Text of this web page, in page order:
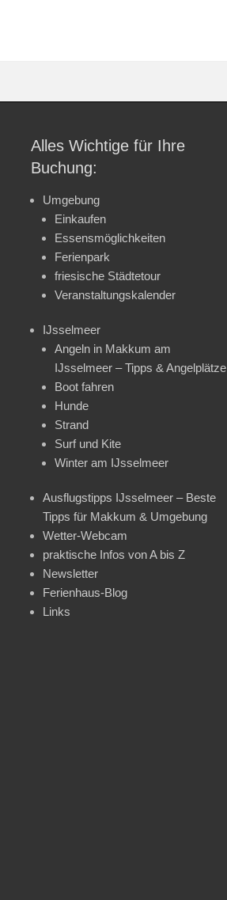
Alles Wichtige für Ihre
Buchung:
Umgebung
Einkaufen
Essensmöglichkeiten
Ferienpark
friesische Städtetour
Veranstaltungskalender
IJsselmeer
Angeln in Makkum am
IJsselmeer – Tipps & Angelplätze
Boot fahren
Hunde
Strand
Surf und Kite
Winter am IJsselmeer
Ausflugstipps IJsselmeer – Beste
Tipps für Makkum & Umgebung
Wetter-Webcam
praktische Infos von A bis Z
Newsletter
Ferienhaus-Blog
Links